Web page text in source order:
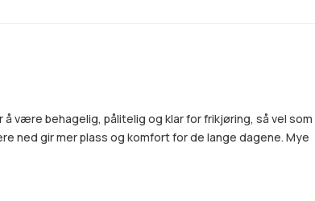
være behagelig, pålitelig og klar for frikjøring, så vel som
ned gir mer plass og komfort for de lange dagene. Mye